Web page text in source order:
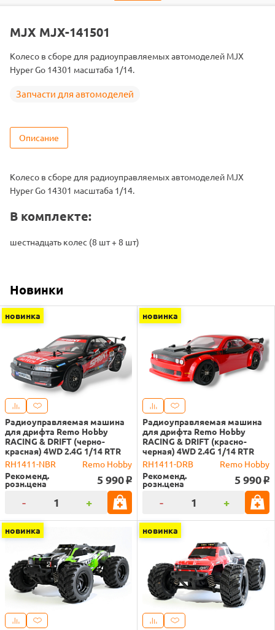
Подходит
MJX MJX-141501
Колесо в сборе для радиоуправляемых автомоделей MJX
Hyper Go 14301 масштаба 1/14.
Запчасти для автомоделей
Описание
Колесо в сборе для радиоуправляемых автомоделей MJX
Hyper Go 14301 масштаба 1/14.
В комплекте:
шестнадцать колес (8 шт + 8 шт)
Новинки
новинка
Радиоуправляемая машина
для дрифта Remo Hobby
RACING & DRIFT (черно-
красная) 4WD 2.4G 1/14 RTR
RH1411-NBR
Remo Hobby
Рекоменд.
розн.цена 5 990 o
- +
новинка
Радиоуправляемая машина
для дрифта Remo Hobby
RACING & DRIFT (красно-
черная) 4WD 2.4G 1/14 RTR
RH1411-DRB
Remo Hobby
Рекоменд.
розн.цена 5 990 o
- +
новинка новинка